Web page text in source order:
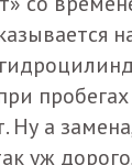
Ну а
уж